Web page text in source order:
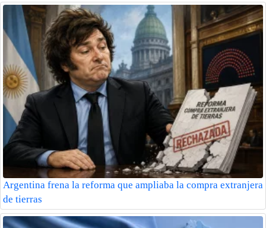
Argentina frena la reforma que ampliaba la compra extranjera
de tierras